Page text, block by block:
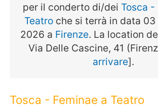
per il conderto di/dei Tosca -
Teatro che si terrà in data
2026 a Firenze. La location
Via Delle Cascine, 41
arrivare].
Tosca - Feminae a Teatro